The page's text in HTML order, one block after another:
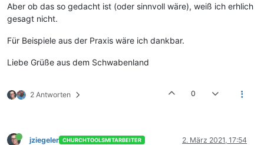
Aber ob das so gedacht ist (oder sinnvoll wäre), weiß ich erhlich
gesagt nicht.
Für Beispiele aus der Praxis wäre ich dankbar.
Liebe Grüße aus dem Schwabenland
2 Antworten 0
jziegeler CHURCHTOOLSMITARBEITER 2. März 2021, 17:54